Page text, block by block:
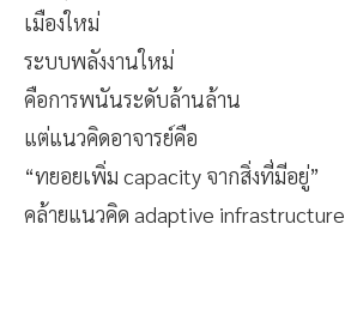
เมืองใหม่
ระบบพลังงานใหม่
คือการพนันระดับล้านล้าน
แต่แนวคิดอาจารย์คือ
“ทยอยเพิ่ม capacity จากสิ่งที่มีอยู่”
คล้ายแนวคิด adaptive infrastructure